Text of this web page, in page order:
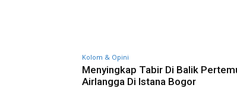
Kolom & Opini
Menyingkap Tabir Di Balik
Airlangga Di Istana Bogor